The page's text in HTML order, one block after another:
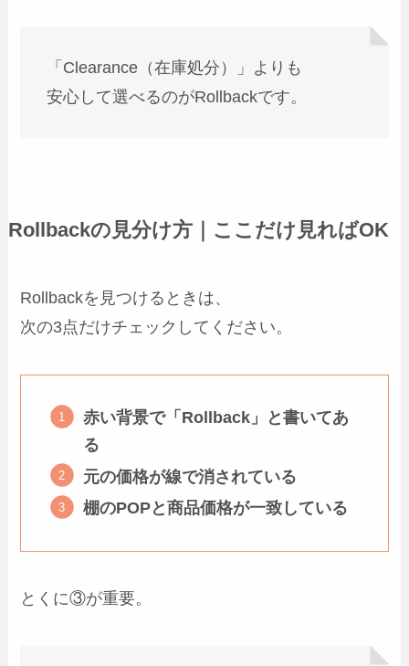
「Clearance（在庫処分）」よりも
安心して選べるのがRollbackです。
Rollbackの見分け方｜ここだけ見ればOK
Rollbackを見つけるときは、
次の3点だけチェックしてください。
赤い背景で「Rollback」と書いてあ
る
元の価格が線で消されている
棚のPOPと商品価格が一致している
とくに③が重要。